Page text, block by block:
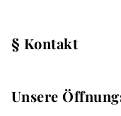
§ Kontakt
Unsere